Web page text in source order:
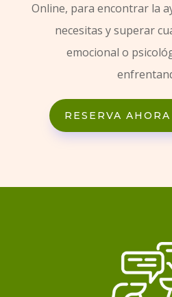
Online, para encontrar la
necesitas y superar
emocional o
RESERVA